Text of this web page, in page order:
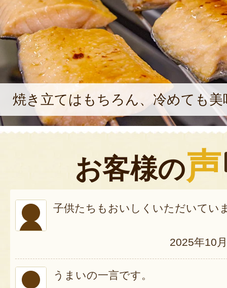
焼き立てはもちろん、冷めても美
お客様の声
子供たちもおいしくいただいてい
2025年10
うまいの一言です。